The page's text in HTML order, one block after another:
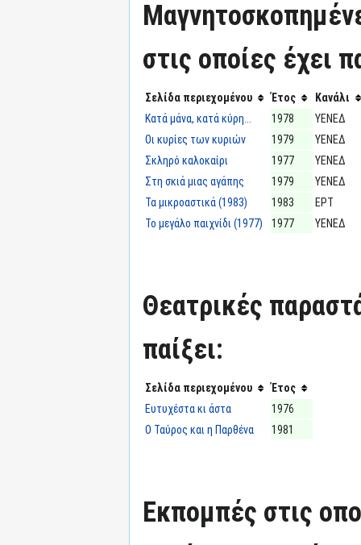
στις οποίες έχει
Σελίδα περιεχομένου Έτος
Κανάλι
Κατά μάνα, κατά κύρη...
1978
ΥΕΝΕΔ
Οι κυρίες των κυριών
1979
ΥΕΝΕΔ
Σκληρό καλοκαίρι
1977
ΥΕΝΕΔ
Στη σκιά μιας αγάπης
1979
ΥΕΝΕΔ
Τα μικροαστικά (1983)
1983
ΕΡΤ
Το μεγάλο παιχνίδι (1977)
1977 ΥΕΝΕΔ
Θεατρικές
παίξει:
Σελίδα περιεχομένου
Έτος
Ευτυχέστα κι άστα
1976
Ο Ταύρος και η Παρθένα
1981
Εκπομπές στις